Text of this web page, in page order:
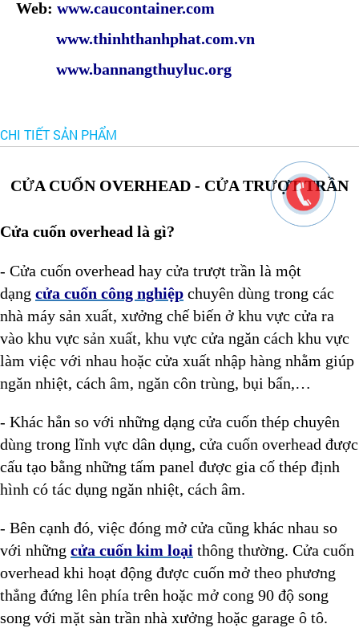
Web: www.caucontainer.com
www.thinhthanhphat.com.vn
www.bannangthuyluc.org
CHI TIẾT SẢN PHẨM
CỬA CUỐN OVERHEAD - CỬA TRƯỢT TRẦN
Cửa cuốn overhead là gì?
- Cửa cuốn overhead hay cửa trượt trần là một
dạng cửa cuốn công nghiệp chuyên dùng trong các
nhà máy sản xuất, xưởng chế biến ở khu vực cửa ra
vào khu vực sản xuất, khu vực cửa ngăn cách khu vực
làm việc với nhau hoặc cửa xuất nhập hàng nhằm giúp
ngăn nhiệt, cách âm, ngăn côn trùng, bụi bẩn,…
- Khác hẳn so với những dạng cửa cuốn thép chuyên
dùng trong lĩnh vực dân dụng, cửa cuốn overhead được
cấu tạo bằng những tấm panel được gia cố thép định
hình có tác dụng ngăn nhiệt, cách âm.
- Bên cạnh đó, việc đóng mở cửa cũng khác nhau so
với những cửa cuốn kim loại thông thường. Cửa cuốn
overhead khi hoạt động được cuốn mở theo phương
thẳng đứng lên phía trên hoặc mở cong 90 độ song
song với mặt sàn trần nhà xưởng hoặc garage ô tô.